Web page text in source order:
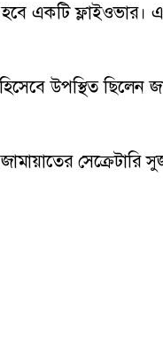
একটি ফ্লাইওভার।
উপস্থিত ছিলেন
সেক্রেটারি সুজা